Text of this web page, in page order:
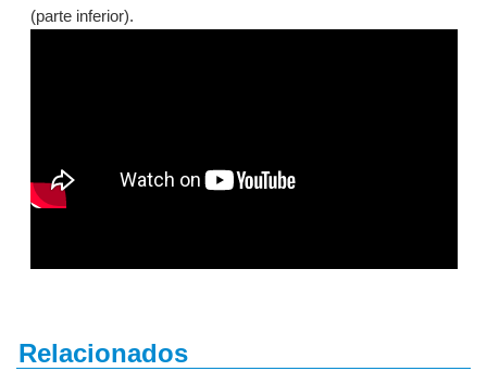
(parte inferior).
Relacionados